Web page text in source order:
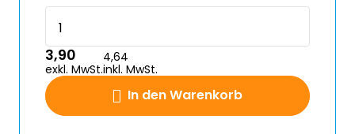
In den Warenkorb
3,90
exkl. MwSt.
4,64
inkl. MwSt.